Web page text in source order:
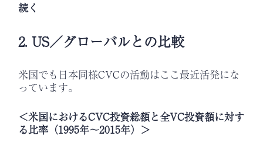
続く
2. US／グローバルとの比較
米国でも日本同様CVCの活動はここ最近活発にな
っています。
＜米国におけるCVC投資総額と全VC投資額に対す
る比率（1995年～2015年）＞